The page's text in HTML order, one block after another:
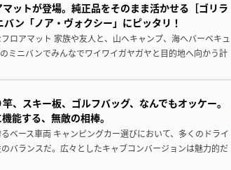
ットが登場。純正品をそのまま活かせる［ゴリラ
ン「ノア・ヴォクシー」にピッタリ！
ロアマット 家族や友人と、山へキャンプ、海へバーベキュ
ミニバンでみんなでワイワイガヤガヤと目的地へ向かう計
スキー板、ゴルフバッグ、なんでもオッケー。
能する、無敵の相棒。
ベース車両 キャンピングカー選びにおいて、多くのドライ
バランスだ。広々としたキャブコンバージョンは魅力的だ